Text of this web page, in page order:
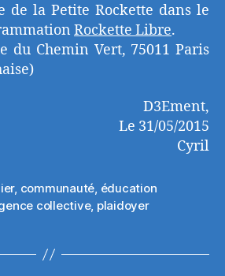
de la Petite Rockette dans le
Rockette Libre.
du Chemin Vert, 75011 Paris
D3Ement,
Le 31/05/2015
Cyril
, communauté, éducation
collective, plaidoyer